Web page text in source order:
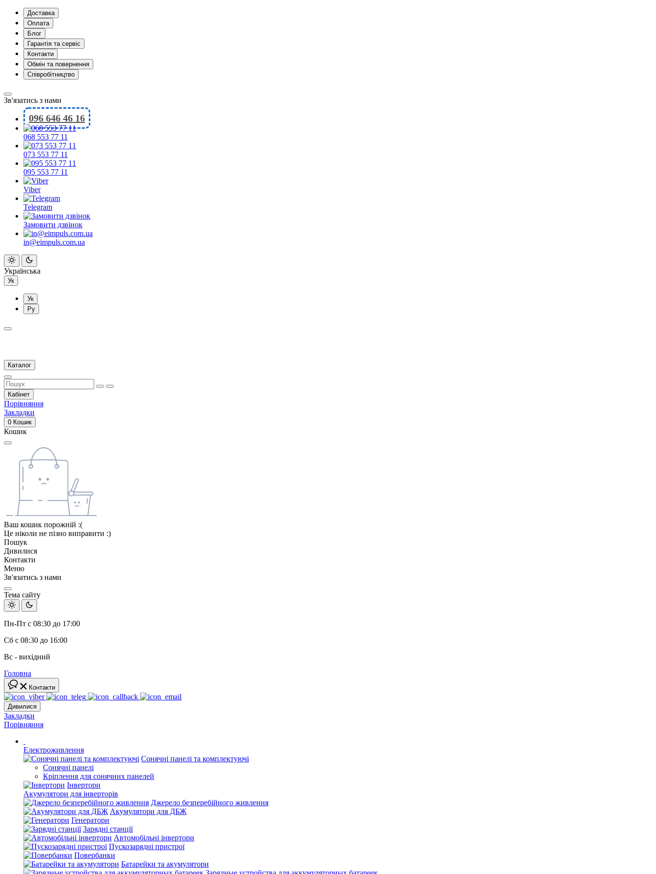
Доставка
Оплата
Блог
Гарантія та сервіс
Контакти
Обмін та повернення
Співробітництво
Зв'язатись з нами
096 646 46 16
068 553 77 11
073 553 77 11
095 553 77 11
Viber
Telegram
Замовити дзвінок
in@eimpuls.com.ua
Українська
Ук
Ук
Ру
Каталог
Кабінет
Порівняння
Закладки
0 Кошик
Кошик
Ваш кошик порожній :(
Це ніколи не пізно виправити :)
Пошук
Дивилися
Контакти
Меню
Зв'язатись з нами
Тема сайту
Пн-Пт с 08:30 до 17:00
Сб с 08:30 до 16:00
Вс - вихідний
Головна
Контакти
Дивилися
Закладки
Порівняння
Електроживлення
Сонячні панелі та комплектуючі
Сонячні панелі
Кріплення для сонячних панелей
Інвертори
Акумулятори для інверторів
Джерело безперебійного живлення
Акумулятори для ДБЖ
Генератори
Зарядні станції
Автомобільні інвертори
Пускозарядні пристрої
Повербанки
Батарейки та акумулятори